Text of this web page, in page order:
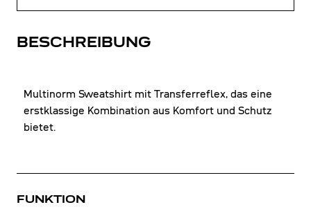
BESCHREIBUNG
Multinorm Sweatshirt mit Transferreflex, das eine
erstklassige Kombination aus Komfort und Schutz
bietet.
FUNKTION